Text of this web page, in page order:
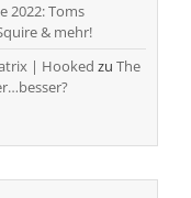
2022: Toms
& mehr!
| Hooked zu The